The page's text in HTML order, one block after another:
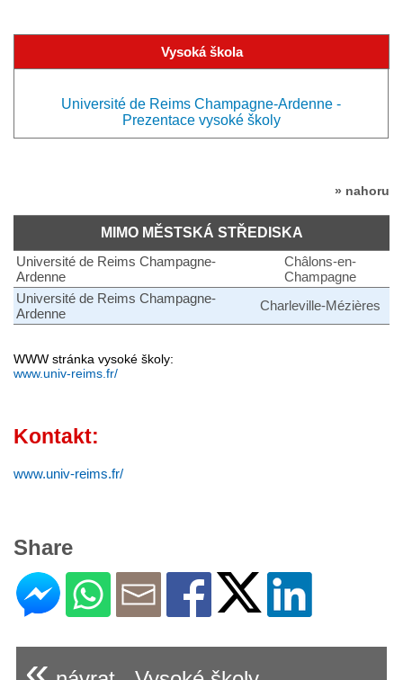
Vysoká škola
Université de Reims Champagne-Ardenne -
Prezentace vysoké školy
» nahoru
MIMO MĚSTSKÁ STŘEDISKA
Université de Reims Champagne-
Ardenne
Châlons-en-
Champagne
Université de Reims Champagne-
Ardenne
Charleville-Mézières
WWW stránka vysoké školy:
www.univ-reims.fr/
Kontakt:
www.univ-reims.fr/
Share